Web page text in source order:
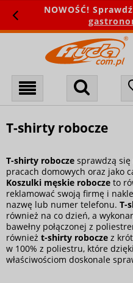
NOWOŚĆ!
T-shirty robocze
T-shirty robocze sprawdzą
pracach domowych oraz jako
Koszulki męskie robocze to
reklamować swoją firmę i
nazwę lub numer telefonu. T-
również na co dzień, a
bawełny połączonej z
również t-shirty robocze z
w 100% z poliestru, które
właściwościom doskonale